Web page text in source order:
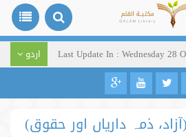
Last Update In : Wednesday 28 اردو
ذمہ داریاں اور حقوق)